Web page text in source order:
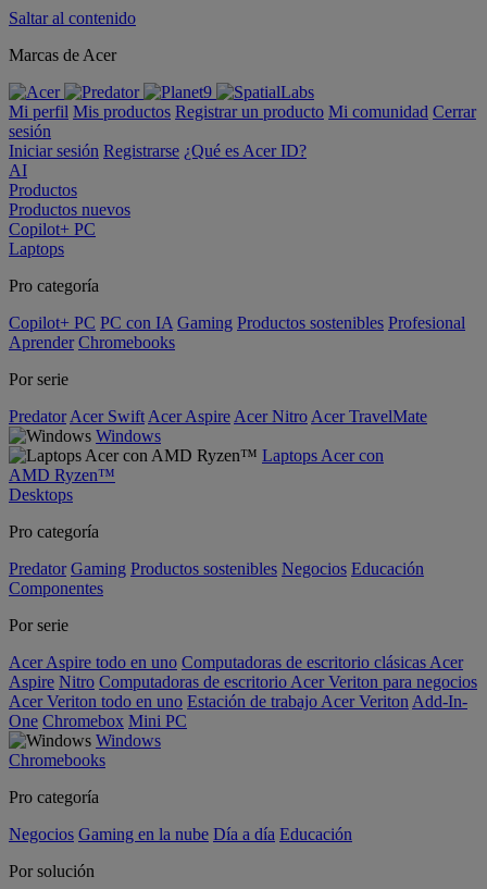
Saltar al contenido
Marcas de Acer
Mi perfil Mis productos Registrar un producto Mi comunidad Cerrar
sesión
Iniciar sesión Registrarse ¿Qué es Acer ID?
AI
Productos
Productos nuevos
Copilot+ PC
Laptops
Pro categoría
Copilot+ PC PC con IA Gaming Productos sostenibles Profesional
Aprender Chromebooks
Por serie
Predator Acer Swift Acer Aspire Acer Nitro Acer TravelMate
Windows
Laptops Acer con
AMD Ryzen™
Desktops
Pro categoría
Predator Gaming Productos sostenibles Negocios Educación
Componentes
Por serie
Acer Aspire todo en uno Computadoras de escritorio clásicas Acer
Aspire Nitro Computadoras de escritorio Acer Veriton para negocios
Acer Veriton todo en uno Estación de trabajo Acer Veriton Add-In-
One Chromebox Mini PC
Windows
Chromebooks
Pro categoría
Negocios Gaming en la nube Día a día Educación
Por solución